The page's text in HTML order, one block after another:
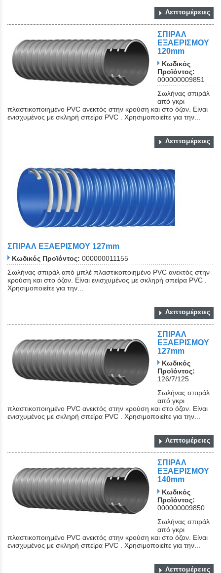
Λεπτομέρειες
ΣΠΙΡΑΛ
ΕΞΑΕΡΙΣΜΟΥ
120mm
Κωδικός
Προϊόντος:
000000009851
Σωλήνας σπιράλ
από γκρι
πλαστικοποιημένο PVC ανεκτός στην κρούση και στο όζον. Είναι
ενισχυμένος με σκληρή σπείρα PVC . Χρησιμοποιείτε για την...
Λεπτομέρειες
ΣΠΙΡΑΛ ΕΞΑΕΡΙΣΜΟΥ 127mm
Κωδικός Προϊόντος: 000000011155
Σωλήνας σπιράλ από μπλέ πλαστικοποιημένο PVC ανεκτός στην
κρούση και στο όζον. Είναι ενισχυμένος με σκληρή σπείρα PVC .
Χρησιμοποιείτε για την...
Λεπτομέρειες
ΣΠΙΡΑΛ
ΕΞΑΕΡΙΣΜΟΥ
127mm
Κωδικός
Προϊόντος:
126/7/125
Σωλήνας σπιράλ
από γκρι
πλαστικοποιημένο PVC ανεκτός στην κρούση και στο όζον. Είναι
ενισχυμένος με σκληρή σπείρα PVC . Χρησιμοποιείτε για την...
Λεπτομέρειες
ΣΠΙΡΑΛ
ΕΞΑΕΡΙΣΜΟΥ
140mm
Κωδικός
Προϊόντος:
000000009850
Σωλήνας σπιράλ
από γκρι
πλαστικοποιημένο PVC ανεκτός στην κρούση και στο όζον. Είναι
ενισχυμένος με σκληρή σπείρα PVC . Χρησιμοποιείτε για την...
Λεπτομέρειες